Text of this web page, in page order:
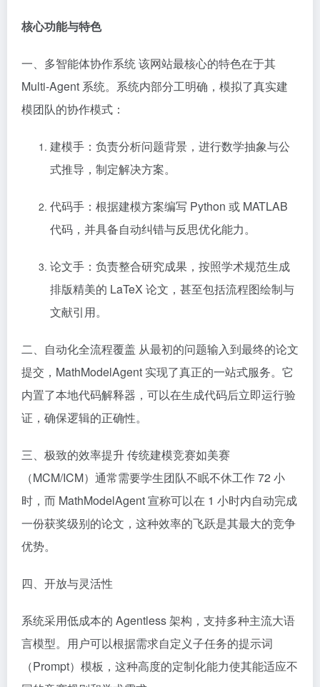
核心功能与特色
一、多智能体协作系统 该网站最核心的特色在于其
Multi-Agent 系统。系统内部分工明确，模拟了真实建
模团队的协作模式：
建模手：负责分析问题背景，进行数学抽象与公
式推导，制定解决方案。
代码手：根据建模方案编写 Python 或 MATLAB
代码，并具备自动纠错与反思优化能力。
论文手：负责整合研究成果，按照学术规范生成
排版精美的 LaTeX 论文，甚至包括流程图绘制与
文献引用。
二、自动化全流程覆盖 从最初的问题输入到最终的论文
提交，MathModelAgent 实现了真正的一站式服务。它
内置了本地代码解释器，可以在生成代码后立即运行验
证，确保逻辑的正确性。
三、极致的效率提升 传统建模竞赛如美赛
（MCM/ICM）通常需要学生团队不眠不休工作 72 小
时，而 MathModelAgent 宣称可以在 1 小时内自动完成
一份获奖级别的论文，这种效率的飞跃是其最大的竞争
优势。
四、开放与灵活性
系统采用低成本的 Agentless 架构，支持多种主流大语
言模型。用户可以根据需求自定义子任务的提示词
（Prompt）模板，这种高度的定制化能力使其能适应不